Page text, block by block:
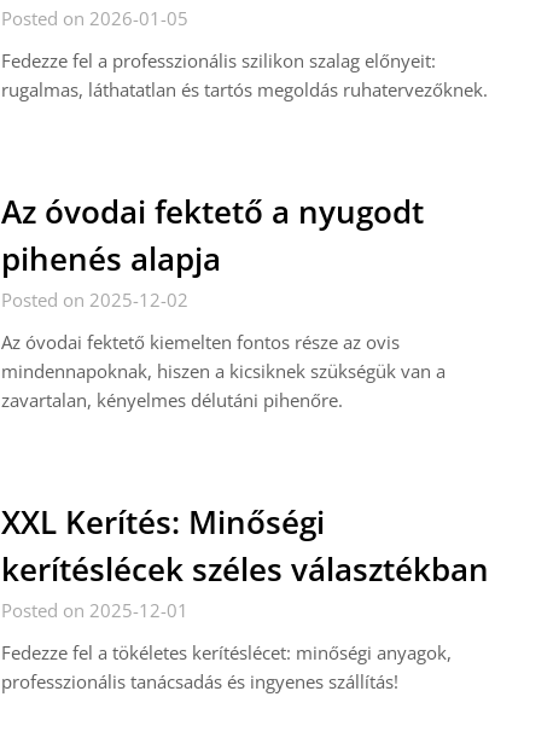
Posted on 2026-01-05
Fedezze fel a professzionális szilikon szalag előnyeit:
rugalmas, láthatatlan és tartós megoldás ruhatervezőknek.
Az óvodai fektető a nyugodt
pihenés alapja
Posted on 2025-12-02
Az óvodai fektető kiemelten fontos része az ovis
mindennapoknak, hiszen a kicsiknek szükségük van a
zavartalan, kényelmes délutáni pihenőre.
XXL Kerítés: Minőségi
kerítéslécek széles választékban
Posted on 2025-12-01
Fedezze fel a tökéletes kerítéslécet: minőségi anyagok,
professzionális tanácsadás és ingyenes szállítás!